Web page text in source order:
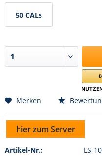
50 CALs
Merken
hier zum Server
Artikel-Nr.:
LS-